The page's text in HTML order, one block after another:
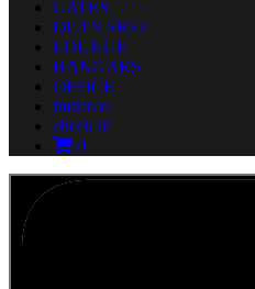
GATES
DUTY FREE
LOUNGE
HANGARS
OFFICE
imbarco
check in
0